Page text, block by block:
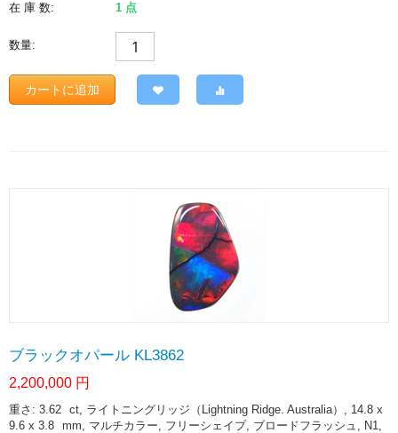
在 庫 数: 1 点
数量:
カートに追加
ブラックオパール KL3862
2,200,000 円
重さ: 3.62 ct, ライトニングリッジ（Lightning Ridge. Australia）, 14.8 x
9.6 x 3.8 mm, マルチカラー, フリーシェイプ, ブロードフラッシュ, N1,